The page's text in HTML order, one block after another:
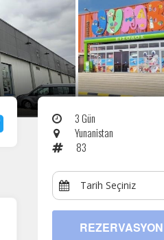
3 Gün
Yunanistan
83
Tarih Seçiniz